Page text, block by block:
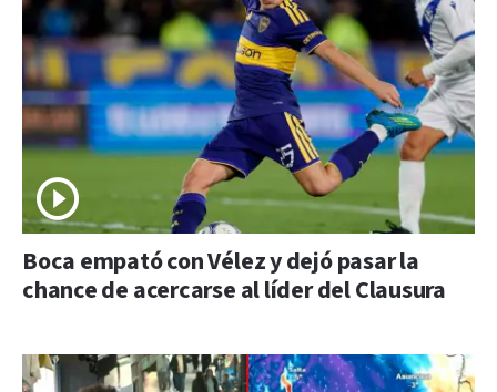
Boca empató con Vélez y dejó pasar la
chance de acercarse al líder del Clausura